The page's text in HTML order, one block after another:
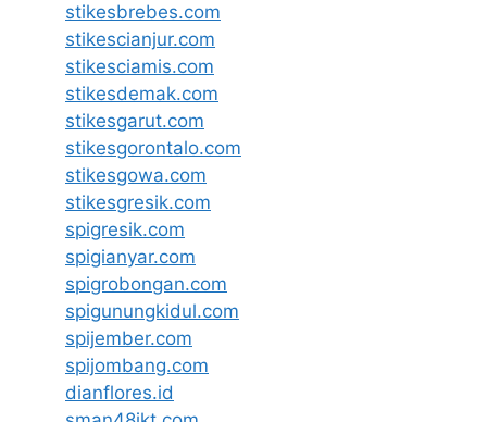
stikesbrebes.com
stikescianjur.com
stikesciamis.com
stikesdemak.com
stikesgarut.com
stikesgorontalo.com
stikesgowa.com
stikesgresik.com
spigresik.com
spigianyar.com
spigrobongan.com
spigunungkidul.com
spijember.com
spijombang.com
dianflores.id